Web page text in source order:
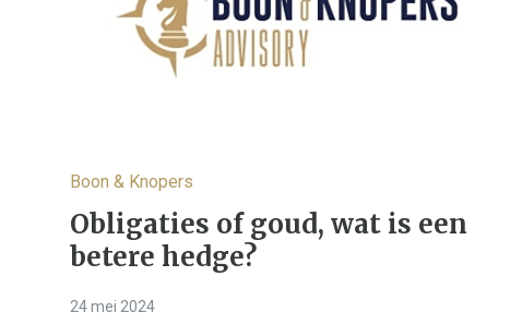
Boon & Knopers
Obligaties of goud, wat is een
betere hedge?
24 mei 2024